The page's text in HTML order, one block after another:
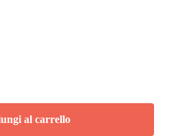
al carrello